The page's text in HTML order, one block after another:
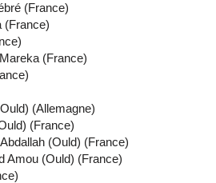
(France)
(France)
(France)
(Allemagne)
(France)
(Ould) (France)
Amou (Ould) (France)